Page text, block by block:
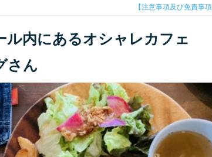
【注意事項及び免責事項
ル内にあるオシャレカフェ
さん